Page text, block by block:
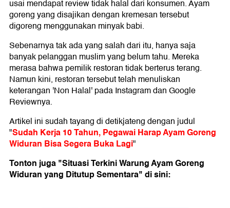
usai mendapat review tidak halal dari konsumen. Ayam
goreng yang disajikan dengan kremesan tersebut
digoreng menggunakan minyak babi.
Sebenarnya tak ada yang salah dari itu, hanya saja
banyak pelanggan muslim yang belum tahu. Mereka
merasa bahwa pemilik restoran tidak berterus terang.
Namun kini, restoran tersebut telah menuliskan
keterangan 'Non Halal' pada Instagram dan Google
Reviewnya.
Artikel ini sudah tayang di detikjateng dengan judul
"Sudah Kerja 10 Tahun, Pegawai Harap Ayam Goreng
Widuran Bisa Segera Buka Lagi"
Tonton juga "Situasi Terkini Warung Ayam Goreng
Widuran yang Ditutup Sementara" di sini: